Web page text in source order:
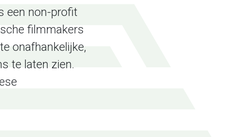
een non-profit
filmmakers
onafhankelijke,
te laten zien.